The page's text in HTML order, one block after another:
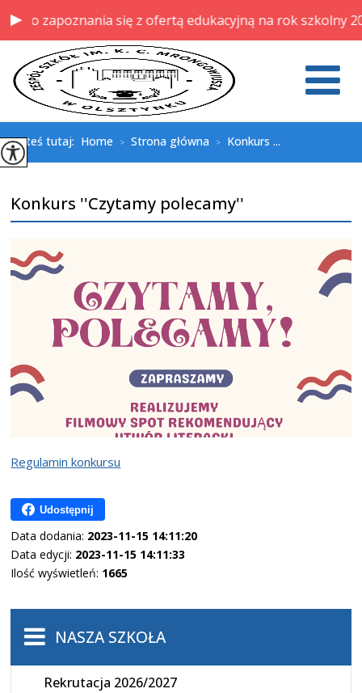
do zapoznania się z ofertą edukacyjną na rok szkolny
Jesteś tutaj: Home > Strona główna > Konkurs ...
Konkurs ''Czytamy polecamy''
Regulamin konkursu
Udostępnij
Data dodania: 2023-11-15 14:11:20
Data edycji: 2023-11-15 14:11:33
Ilość wyświetleń: 1665
NASZA SZKOŁA
Rekrutacja 2026/2027